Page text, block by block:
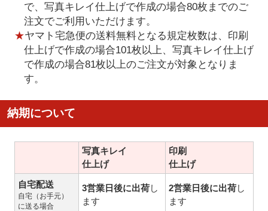
で、写真キレイ仕上げで作成の場合80枚までのご
注文でご利用いただけます。
★ヤマト宅急便の送料無料となる規定枚数は、印刷
仕上げで作成の場合101枚以上、写真キレイ仕上げ
で作成の場合81枚以上のご注文が対象となりま
す。
納期について
写真キレイ
仕上げ
印刷
仕上げ
自宅配送
自宅（お手元）
に送る場合
3営業日後に出荷し
ます
2営業日後に出荷し
ます